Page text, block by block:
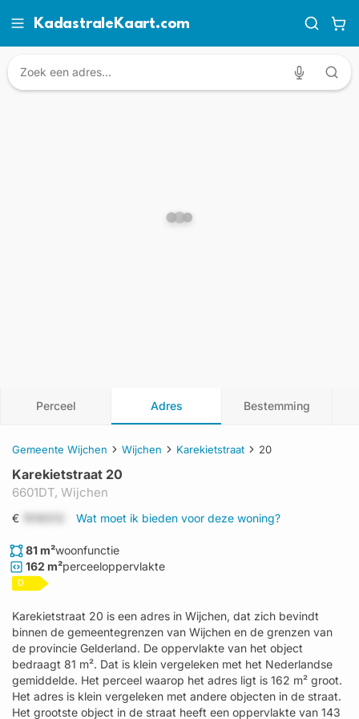
KadastraleKaart.com
Perceel Adres Bestemming
Gemeente Wijchen Wijchen Karekietstraat 20
Karekietstraat 20
6601DT, Wijchen
€ Wat moet ik bieden voor deze woning?
81 m²woonfunctie
162 m²perceeloppervlakte
D
Karekietstraat 20 is een adres in Wijchen, dat zich bevindt
binnen de gemeentegrenzen van Wijchen en de grenzen van
de provincie Gelderland. De oppervlakte van het object
bedraagt 81 m². Dat is klein vergeleken met het Nederlandse
gemiddelde. Het perceel waarop het adres ligt is 162 m² groot.
Het adres is klein vergeleken met andere objecten in de straat.
Het grootste object in de straat heeft een oppervlakte van 143